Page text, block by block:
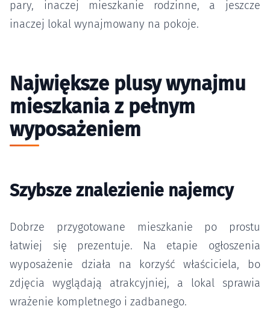
pary, inaczej mieszkanie rodzinne, a jeszcze
inaczej lokal wynajmowany na pokoje.
Największe plusy wynajmu
mieszkania z pełnym
wyposażeniem
Szybsze znalezienie najemcy
Dobrze przygotowane mieszkanie po prostu
łatwiej się prezentuje. Na etapie ogłoszenia
wyposażenie działa na korzyść właściciela, bo
zdjęcia wyglądają atrakcyjniej, a lokal sprawia
wrażenie kompletnego i zadbanego.